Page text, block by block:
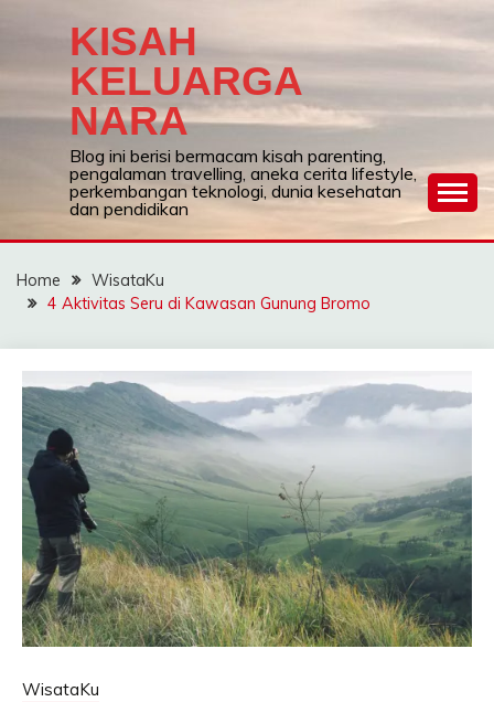
KISAH
KELUARGA
NARA
Blog ini berisi bermacam kisah parenting,
pengalaman travelling, aneka cerita lifestyle,
perkembangan teknologi, dunia kesehatan
dan pendidikan
Home
WisataKu
4 Aktivitas Seru di Kawasan Gunung Bromo
WisataKu